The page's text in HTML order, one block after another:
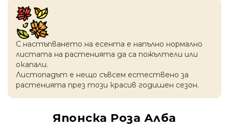
С настъпването на есентa е напълно нормално
листата на растенията да са пожълтели или
окапaли.
Листопадът е нещо съвсем естествено за
растенията през този красив годишен сезон.
Японска Роза Алба